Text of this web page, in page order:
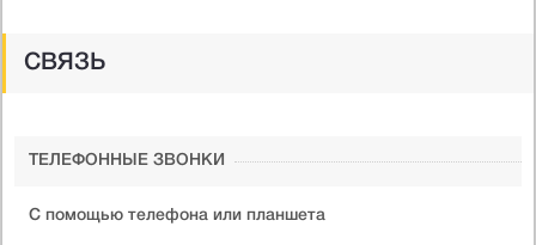
СВЯЗЬ
ТЕЛЕФОННЫЕ ЗВОНКИ
С помощью телефона или планшета